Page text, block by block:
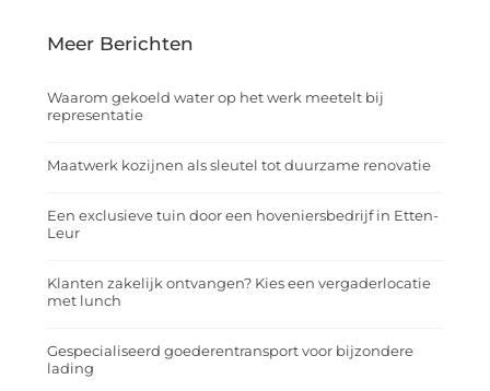
Meer Berichten
Waarom gekoeld water op het werk meetelt bij
representatie
Maatwerk kozijnen als sleutel tot duurzame renovatie
Een exclusieve tuin door een hoveniersbedrijf in Etten-
Leur
Klanten zakelijk ontvangen? Kies een vergaderlocatie
met lunch
Gespecialiseerd goederentransport voor bijzondere
lading